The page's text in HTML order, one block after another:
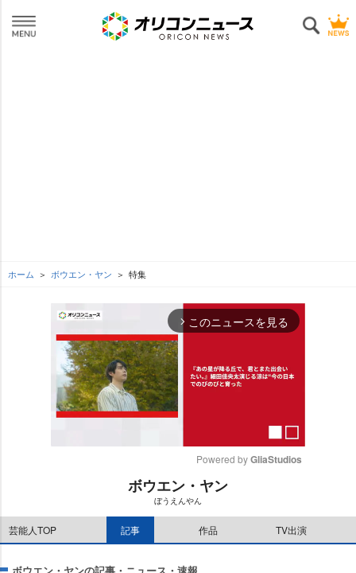
ホーム ボウエン・ヤン 特集
arrow_forward_ios このニュースを見る
Powered by GliaStudios
ボウエン・ヤン
ぼうえんやん
芸能人TOP 記事 作品 TV出演